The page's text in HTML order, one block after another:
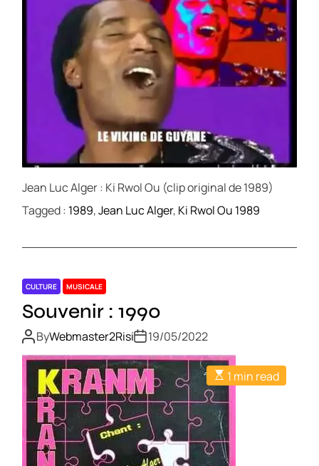
Jean Luc Alger : Ki Rwol Ou (clip original de 1989)
Tagged : 1989,Jean Luc Alger, Ki Rwol Ou 1989
CULTURE MUSICALE
Souvenir : 1990
ByWebmaster2Risi 19/05/2022
1 min read